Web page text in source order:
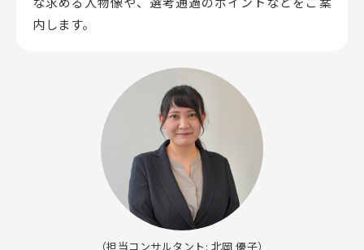
内します。
（担当コンサルタント: 北岡 優子）